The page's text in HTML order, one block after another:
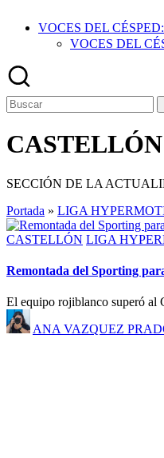
VOCES DEL
VOCES DEL
CASTELLÓN
SECCIÓN DE LA
Portada » LIGA
CASTELLÓN LIGA
Remontada del Sporting
El equipo rojiblanco superó al
ANA VAZQUEZ